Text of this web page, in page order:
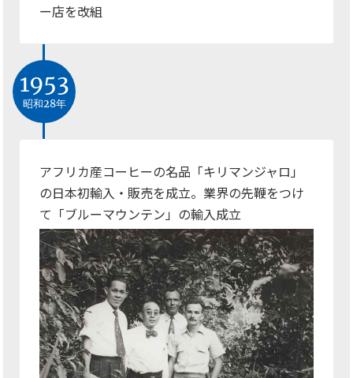
ー店を改組
アフリカ産コーヒーの名品「キリマンジャロ」
の日本初輸入・販売を成立。業界の先鞭をつけ
て「ブルーマウンテン」の輸入成立
1953
昭和28年